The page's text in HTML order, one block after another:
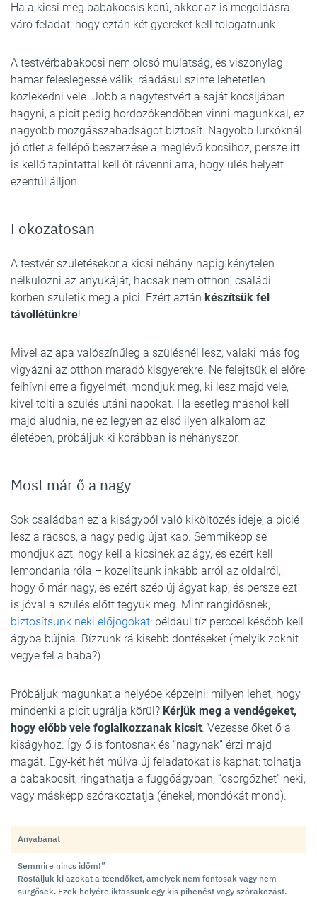
Ha a kicsi még babakocsis korú, akkor az is megoldásra
váró feladat, hogy eztán két gyereket kell tologatnunk.
A testvérbabakocsi nem olcsó mulatság, és viszonylag
hamar feleslegessé válik, ráadásul szinte lehetetlen
közlekedni vele. Jobb a nagytestvért a saját kocsijában
hagyni, a picit pedig hordozókendőben vinni magunkkal, ez
nagyobb mozgásszabadságot biztosít. Nagyobb lurkóknál
jó ötlet a fellépő beszerzése a meglévő kocsihoz, persze itt
is kellő tapintattal kell őt rávenni arra, hogy ülés helyett
ezentúl álljon.
Fokozatosan
A testvér születésekor a kicsi néhány napig kénytelen
nélkülözni az anyukáját, hacsak nem otthon, családi
körben születik meg a pici. Ezért aztán készítsük fel
távollétünkre!
Mivel az apa valószínűleg a szülésnél lesz, valaki más fog
vigyázni az otthon maradó kisgyerekre. Ne felejtsük el előre
felhívni erre a figyelmét, mondjuk meg, ki lesz majd vele,
kivel tölti a szülés utáni napokat. Ha esetleg máshol kell
majd aludnia, ne ez legyen az első ilyen alkalom az
életében, próbáljuk ki korábban is néhányszor.
Most már ő a nagy
Sok családban ez a kiságyból való kiköltözés ideje, a picié
lesz a rácsos, a nagy pedig újat kap. Semmiképp se
mondjuk azt, hogy kell a kicsinek az ágy, és ezért kell
lemondania róla – közelítsünk inkább arról az oldalról,
hogy ő már nagy, és ezért szép új ágyat kap, és persze ezt
is jóval a szülés előtt tegyük meg. Mint rangidősnek,
biztosítsunk neki előjogokat: például tíz perccel később kell
ágyba bújnia. Bízzunk rá kisebb döntéseket (melyik zoknit
vegye fel a baba?).
Próbáljuk magunkat a helyébe képzelni: milyen lehet, hogy
mindenki a picit ugrálja körül? Kérjük meg a vendégeket,
hogy előbb vele foglalkozzanak kicsit. Vezesse őket ő a
kiságyhoz. Így ő is fontosnak és “nagynak” érzi majd
magát. Egy-két hét múlva új feladatokat is kaphat: tolhatja
a babakocsit, ringathatja a függőágyban, “csörgőzhet” neki,
vagy másképp szórakoztatja (énekel, mondókát mond).
Anyabánat
Semmire nincs időm!”
Rostáljuk ki azokat a teendőket, amelyek nem fontosak vagy nem
sürgősek. Ezek helyére iktassunk egy kis pihenést vagy szórakozást.